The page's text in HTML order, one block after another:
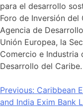
para el desarrollo
Foro de Inversión
Agencia de
Unión Europea, la
Comercio e Industria
Desarrollo del Caribe.
Navegación
Previous: Caribbean
and India Exim Bank